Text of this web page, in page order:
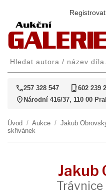
Registrovat
call257 328 547 phone_iphone602 239
location_on Národní 416/37, 110 00
Úvod / Aukce / Jakub
skřivánek
Jakub